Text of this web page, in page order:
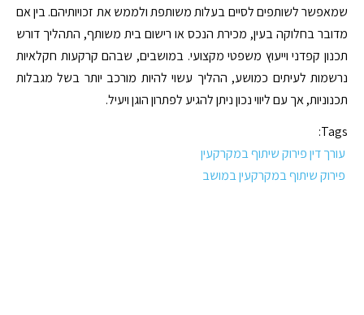
שמאפשר לשותפים לסיים בעלות משותפת ולממש את זכויותיהם. בין אם
מדובר בחלוקה בעין, מכירת הנכס או רישום בית משותף, התהליך דורש
תכנון קפדני וייעוץ משפטי מקצועי. במושבים, שבהם קרקעות חקלאיות
נרשמות לעיתים כמושע, ההליך עשוי להיות מורכב יותר בשל מגבלות
תכנוניות, אך עם ליווי נכון ניתן להגיע לפתרון הוגן ויעיל.
Tags:
עורך דין פירוק שיתוף במקרקעין
פירוק שיתוף במקרקעין במושב